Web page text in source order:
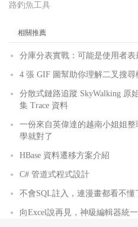
路釣魚工具
相關推薦
分庫分表實戰：可能是使用者
4 張 GIF 圖幫助你理解二叉搜尋
分散式鏈路追蹤 SkyWalking
集 Trace 資料
一份來自英偉達的越南小姐姐
學就對了
HBase 資料遷移方案介紹
C# 管道式程式設計
不會SQL註入，連漫畫都看不懂
向Excel說再見，神級編輯器統